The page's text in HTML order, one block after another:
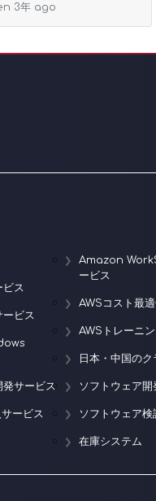
3年 ago
ビス
ービス
発サービス
ービス
Amazon
ービス
AWSコスト最
AWSトレーニ
日本・中国の
ソフトウェア開
ソフトウェア
在庫システム